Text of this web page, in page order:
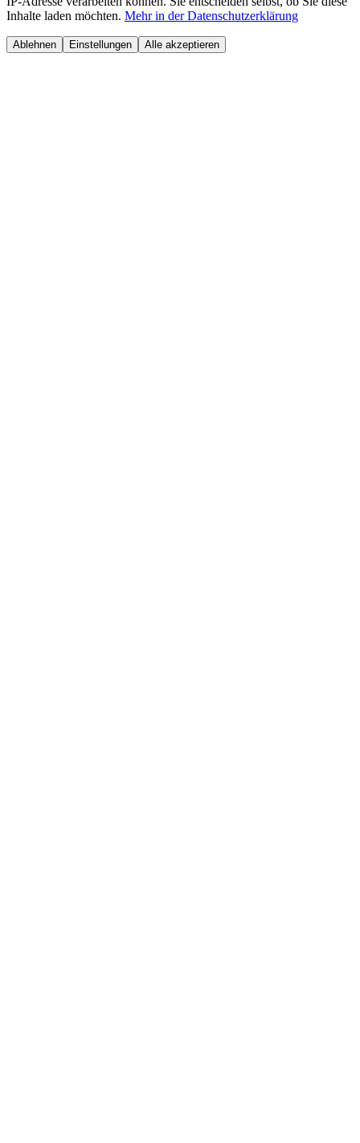
Inhalte laden möchten. Mehr in der Datenschutzerklärung
Ablehnen Einstellungen Alle akzeptieren